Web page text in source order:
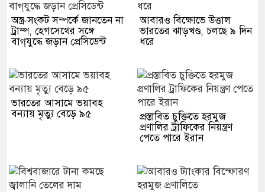
অস্ত্র-সংকট সম্পর্কে জানতেন না
ট্রাম্প, হেগসেথের সঙ্গে
বাগ্‌যুদ্ধে জড়ান প্রেসিডেন্ট
আবারও বিক্ষোভে উত্তাল
ভারতের ঝাড়খণ্ড, চলছে ৯ দিন
ধরে
ভারতের আসামে ভয়াবহ
বন্যায় মৃত্যু বেড়ে ৯৫
প্রস্তাবিত চুক্তিতে হরমুজ
প্রণালির ট্রাফিকের নিয়ন্ত্রণ
পেতে পারে ইরান